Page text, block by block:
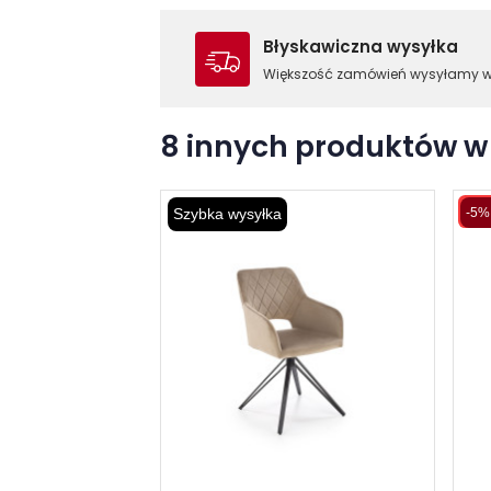
Błyskawiczna wysyłka
Większość zamówień wysyłamy
8 innych produktów
Szybka wysyłka -